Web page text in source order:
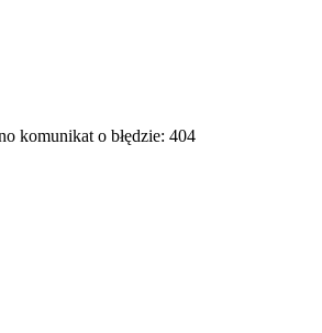
komunikat o błędzie: 404